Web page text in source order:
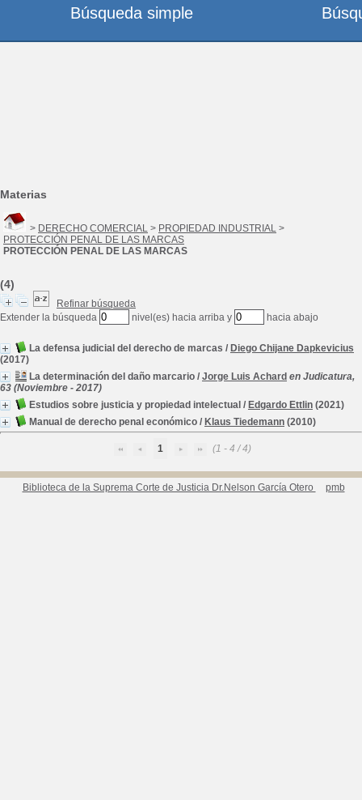
Materias
> DERECHO COMERCIAL > PROPIEDAD INDUSTRIAL >
PROTECCIÓN PENAL DE LAS MARCAS
PROTECCIÓN PENAL DE LAS MARCAS
(4)
Refinar búsqueda
Extender la búsqueda
nivel(es) hacia arriba y hacia abajo
La defensa judicial del derecho de marcas / Diego Chijane Dapkevicius
(2017)
La determinación del daño marcario / Jorge Luis Achard en Judicatura,
63 (Noviembre - 2017)
Estudios sobre justicia y propiedad intelectual / Edgardo Ettlin (2021)
Manual de derecho penal económico / Klaus Tiedemann (2010)
1 (1 - 4 / 4)
Biblioteca de la Suprema Corte de Justicia Dr.Nelson García Otero pmb
Búsqueda simple